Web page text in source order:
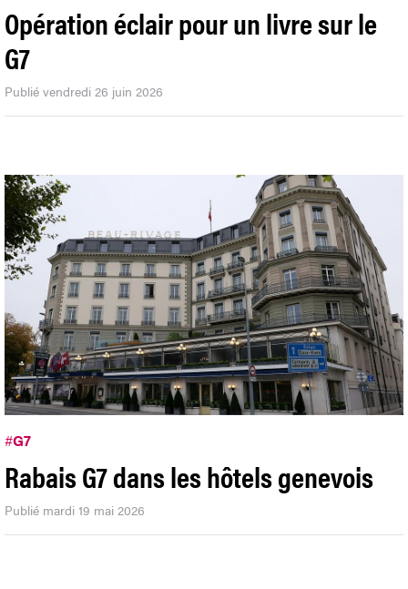
Opération éclair pour un livre sur le
G7
Publié vendredi 26 juin 2026
#G7
Rabais G7 dans les hôtels genevois
Publié mardi 19 mai 2026